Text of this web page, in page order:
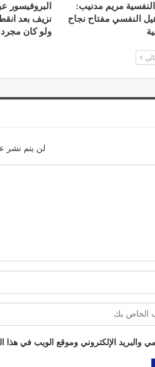
مريم مدنيب:
النفسي مفتاح نجاح
البروفيسور
نزيف بعد
ولو كان
لن يتم نشر
والبريد الإلكتروني وموقع الويب في هذا
تصحيح بعض الأفكار المغلوطة
الإشعاعي